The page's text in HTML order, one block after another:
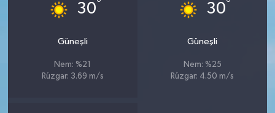
30°
Güneşli
Nem: %21
Rüzgar: 3.69 m/s
30°
Güneşli
Nem: %25
Rüzgar: 4.50 m/s